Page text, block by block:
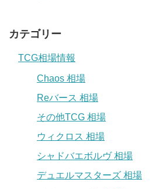
カテゴリー
TCG相場情報
Chaos 相場
Reバース 相場
その他TCG 相場
ウィクロス 相場
シャドバエボルヴ 相場
デュエルマスターズ 相場